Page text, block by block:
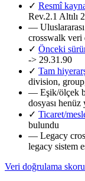
✓ Resmî
Rev.2.1 Altılı
—
crosswalk veri
✓ Önceki
-> 29.31.90
✓ Tam
division,
— Eşik/ölçek
dosyası henüz
✓ Ticaret/
bulundu
— Legacy
legacy sistem
Veri doğrulama skoru